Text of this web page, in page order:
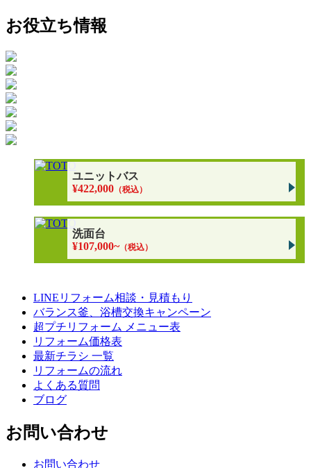
お役立ち情報
ユニットバス
¥422,000 （税込）
洗面台
¥107,000~（税込）
LINEリフォーム相談・見積もり
バランス釜、浴槽交換キャンペーン
超プチリフォーム メニュー表
リフォーム価格表
最新チラシ 一覧
リフォームの流れ
よくある質問
ブログ
お問い合わせ
お問い合わせ